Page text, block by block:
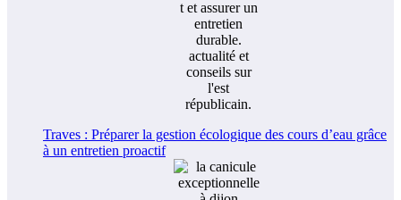
Traves : Préparer la gestion écologique des cours d’eau grâce
à un entretien proactif